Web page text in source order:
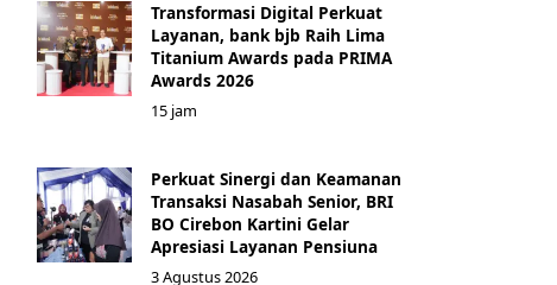
Transformasi Digital Perkuat
Layanan, bank bjb Raih Lima
Titanium Awards pada PRIMA
Awards 2026
15 jam
Perkuat Sinergi dan Keamanan
Transaksi Nasabah Senior, BRI
BO Cirebon Kartini Gelar
Apresiasi Layanan Pensiuna
3 Agustus 2026